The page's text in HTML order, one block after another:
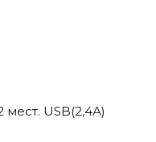
мест. USB(2,4А)